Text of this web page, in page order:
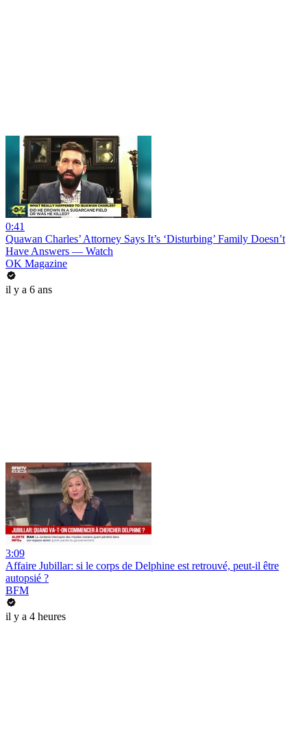
0:41
Quawan Charles’ Attorney Says It’s ‘Disturbing’ Family Doesn’t
Have Answers — Watch
OK Magazine
il y a 6 ans
3:09
Affaire Jubillar: si le corps de Delphine est retrouvé, peut-il être
autopsié ?
BFM
il y a 4 heures